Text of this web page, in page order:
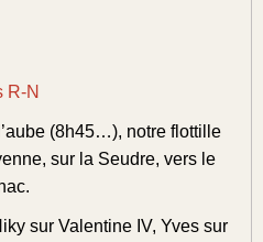
R-N
(8h45…), notre flottille
sur la Seudre, vers le
sur Valentine IV, Yves sur